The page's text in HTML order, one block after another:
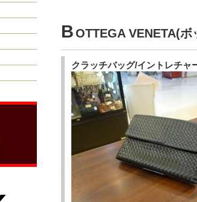
BOTTEGA VENETA(ボ
クラッチバッグ/イントレチャ